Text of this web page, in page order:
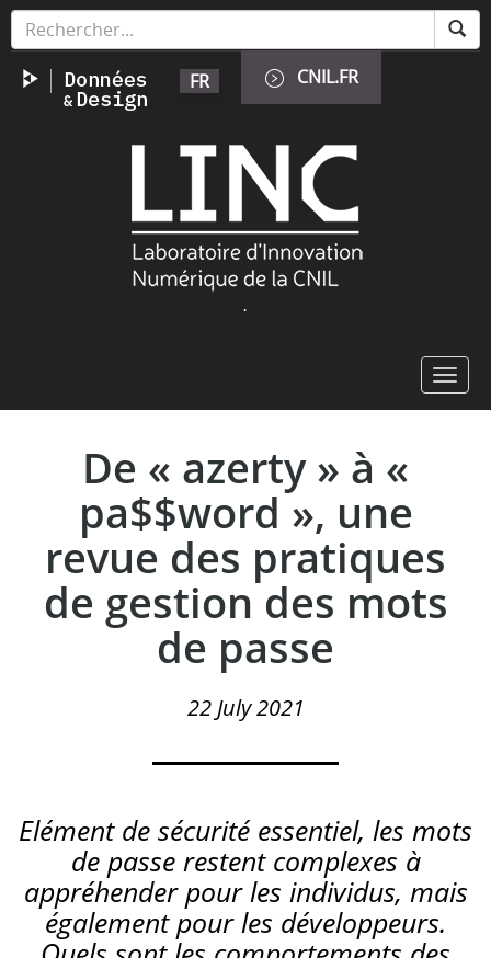
Skip
content
FR CNIL.FR
.
De « azerty » à «
pa$$word », une
revue des pratiques
de gestion des mots
de passe
22 July 2021
Elément de sécurité essentiel, les mots
de passe restent complexes à
appréhender pour les individus, mais
également pour les développeurs.
Cookies management panel